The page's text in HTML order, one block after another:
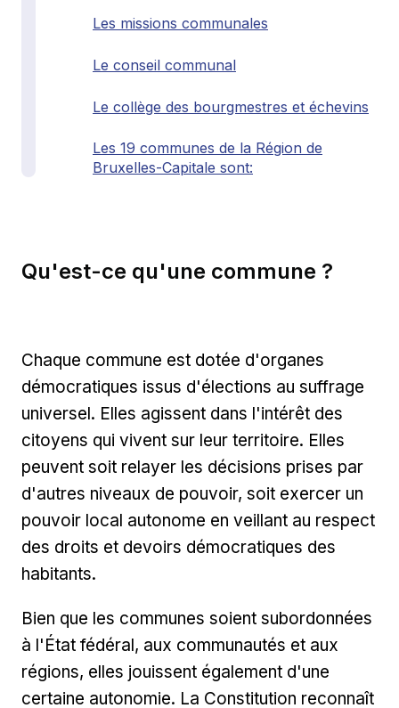
Les missions communales
Le conseil communal
Le collège des bourgmestres et échevins
Les 19 communes de la Région de
Bruxelles-Capitale sont:
Qu'est-ce qu'une commune ?
Chaque commune est dotée d'organes
démocratiques issus d'élections au suffrage
universel. Elles agissent dans l'intérêt des
citoyens qui vivent sur leur territoire. Elles
peuvent soit relayer les décisions prises par
d'autres niveaux de pouvoir, soit exercer un
pouvoir local autonome en veillant au respect
des droits et devoirs démocratiques des
habitants.
Bien que les communes soient subordonnées
à l'État fédéral, aux communautés et aux
régions, elles jouissent également d'une
certaine autonomie. La Constitution reconnaît